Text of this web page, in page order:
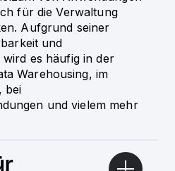
für die Verwaltung
Aufgrund seiner
und
es häufig in der
Warehousing, im
bei
und vielem mehr